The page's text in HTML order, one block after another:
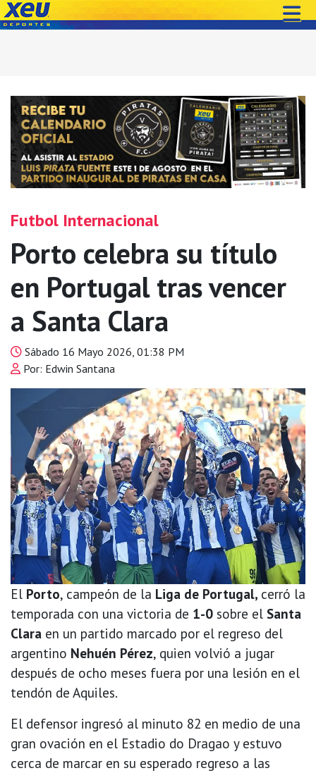
Futbol Internacional
Porto celebra su título
en Portugal tras vencer
a Santa Clara
Sábado 16 Mayo 2026, 01:38 PM
Por: Edwin Santana
El Porto, campeón de la Liga de Portugal, cerró la
temporada con una victoria de 1-0 sobre el Santa
Clara en un partido marcado por el regreso del
argentino Nehuén Pérez, quien volvió a jugar
después de ocho meses fuera por una lesión en el
tendón de Aquiles.
El defensor ingresó al minuto 82 en medio de una
gran ovación en el Estadio do Dragao y estuvo
cerca de marcar en su esperado regreso a las